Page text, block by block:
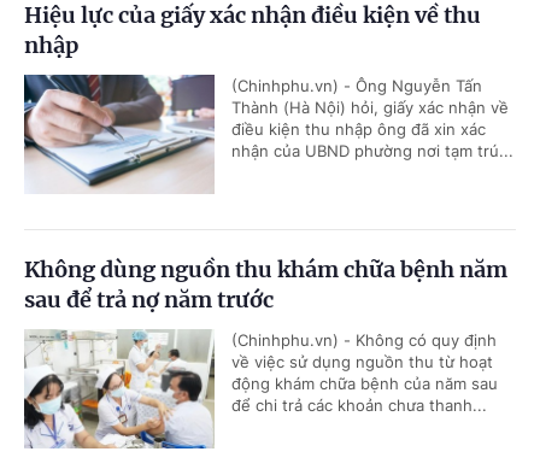
Hiệu lực của giấy xác nhận điều kiện về thu
nhập
(Chinhphu.vn) - Ông Nguyễn Tấn
Thành (Hà Nội) hỏi, giấy xác nhận về
điều kiện thu nhập ông đã xin xác
nhận của UBND phường nơi tạm trú...
Không dùng nguồn thu khám chữa bệnh năm
sau để trả nợ năm trước
(Chinhphu.vn) - Không có quy định
về việc sử dụng nguồn thu từ hoạt
động khám chữa bệnh của năm sau
để chi trả các khoản chưa thanh...